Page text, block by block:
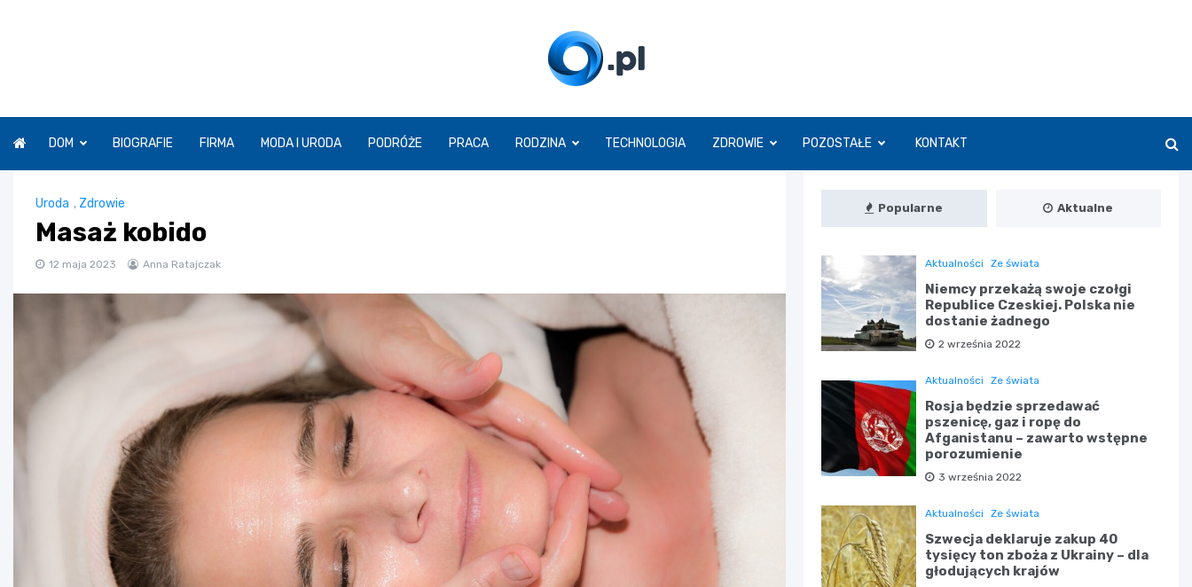
O.pl
DOM BIOGRAFIE FIRMA MODA I URODA PODRÓŻE PRACA RODZINA TECHNOLOGIA ZDROWIE POZOSTAŁE KONTAKT
Uroda , Zdrowie
Masaż kobido
12 maja 2023 Anna Ratajczak
Popularne Aktualne
Aktualności Ze świata
Niemcy przekażą swoje czołgi
Republice Czeskiej. Polska nie
dostanie żadnego
2 września 2022
Aktualności Ze świata
Rosja będzie sprzedawać
pszenicę, gaz i ropę do
Afganistanu – zawarto wstępne
porozumienie
3 września 2022
Aktualności Ze świata
Szwecja deklaruje zakup 40
tysięcy ton zboża z Ukrainy – dla
głodujących krajów